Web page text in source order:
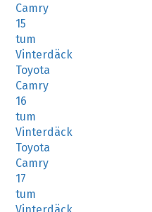
Camry
15
tum
Vinterdäck
Toyota
Camry
16
tum
Vinterdäck
Toyota
Camry
17
tum
Vinterdäck